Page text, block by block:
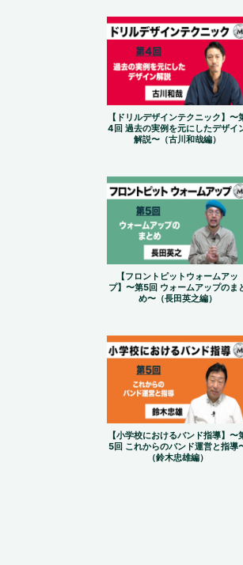
【ドリルデザインテクニック】〜
4回 過去の実例を元にしたデザイ
解説〜（古川和哉編）
【フロントピットウォームアッ
プ】〜第5回 ウォームアップのま
め〜（長田英之編）
【小学校におけるバンド指導】〜
5回 これからのバンド運営と指導
（鈴木忠雄編）